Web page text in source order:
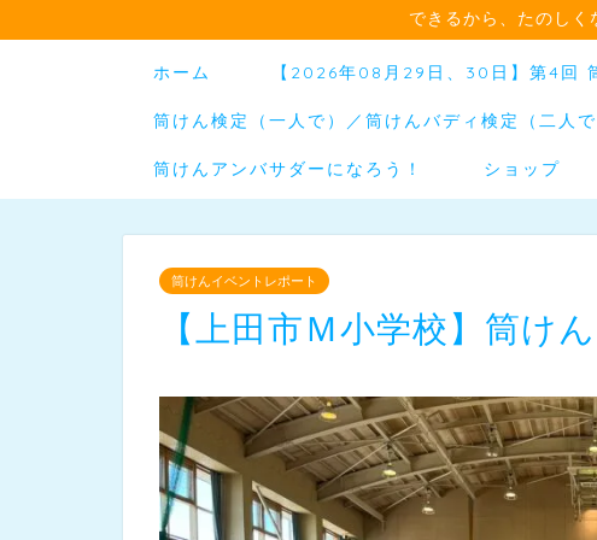
できるから、たのし
ホーム 【2026年08月29日、30日】第4回
筒けん検定（一人で）／筒けんバディ検定（二人で
筒けんアンバサダーになろう！ ショップ
筒けんイベントレポート
【上田市Ｍ小学校】筒け